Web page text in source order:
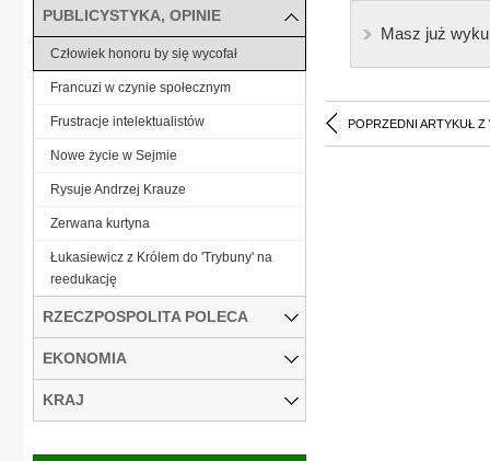
Masz już
POPRZEDNI ARTYKUŁ Z
PUBLICYSTYKA, OPINIE
Człowiek honoru by się wycofał
Francuzi w czynie społecznym
Frustracje intelektualistów
Nowe życie w Sejmie
Rysuje Andrzej Krauze
Zerwana kurtyna
Łukasiewicz z Królem do 'Trybuny' na
reedukację
RZECZPOSPOLITA POLECA
EKONOMIA
KRAJ